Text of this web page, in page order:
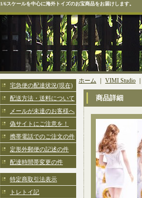
1/6スケールを中心に海外トイズのお宝商品をお届けします。
宅急便の配達状況(現在)
配送方法・送料について
メールが未達のお客様へ
偽サイトにご注意を！
携帯電話でのご注文の件
定形外郵便の記述の件
配達時間帯変更の件
特定商取引法表示
トレトイ記
ホーム VIMI Studio
商品詳細